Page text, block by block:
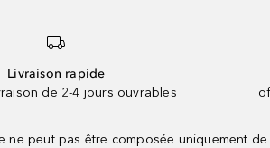
Livraison rapide
de 2-4 jours ouvrables
ne peut pas être composée uniquement